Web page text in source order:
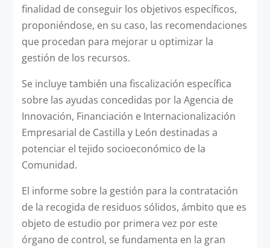
finalidad de conseguir los objetivos específicos,
proponiéndose, en su caso, las recomendaciones
que procedan para mejorar u optimizar la
gestión de los recursos.
Se incluye también una fiscalización específica
sobre las ayudas concedidas por la Agencia de
Innovación, Financiación e Internacionalización
Empresarial de Castilla y León destinadas a
potenciar el tejido socioeconómico de la
Comunidad.
El informe sobre la gestión para la contratación
de la recogida de residuos sólidos, ámbito que es
objeto de estudio por primera vez por este
órgano de control, se fundamenta en la gran